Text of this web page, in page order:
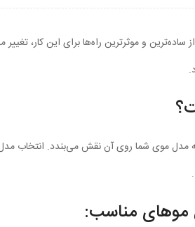
ساده‌ترین و موثرترین راه‌ها برای این کار،
مدل موی شما روی آن نقش می‌بندد. انتخاب
موهای مناسب: